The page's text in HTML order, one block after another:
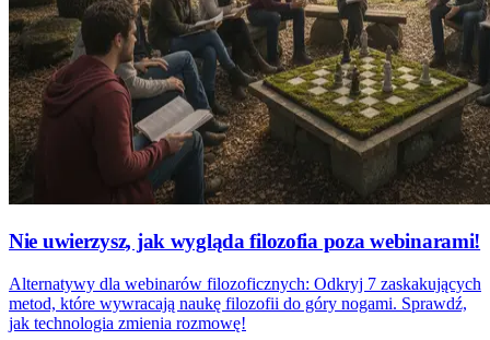
Nie uwierzysz, jak wygląda filozofia poza webinarami!
Alternatywy dla webinarów filozoficznych: Odkryj 7 zaskakujących
metod, które wywracają naukę filozofii do góry nogami. Sprawdź,
jak technologia zmienia rozmowę!